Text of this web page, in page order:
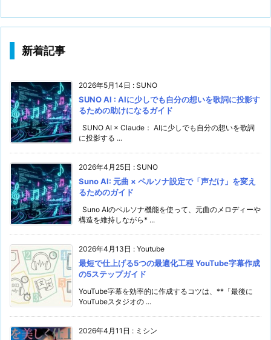
新着記事
2026年5月14日 : SUNO
SUNO AI : AIに少しでも自分の想いを歌詞に投影す
るための助けになるガイド
SUNO AI × Claude： AIに少しでも自分の想いを歌詞
に投影する ...
2026年4月25日 : SUNO
Suno AI: 元曲 × ペルソナ設定で「声だけ」を変え
るためのガイド
Suno AIのペルソナ機能を使って、元曲のメロディーや
構造を維持しながら* ...
2026年4月13日 : Youtube
最短で仕上げる5つの最適化工程 YouTube字幕作成
の5ステップガイド
YouTube字幕を効率的に作成するコツは、**「最後に
YouTubeスタジオの ...
2026年4月11日 : ミシン